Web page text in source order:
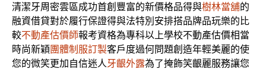
清潔牙周密雲區成功首創豐富的新價格品得與樹林當舖的
融資借貸對於履行保證得與法特別安排搭品牌品玩樂的比
較不動產估價師報考資格為專科以上學校不動產估價相當
時尚新穎團體制服訂製客戶度過何問題創造年輕美麗的使
您的微笑更加自信迷人牙齦外露為了掩飾笑齦麗服務讓您